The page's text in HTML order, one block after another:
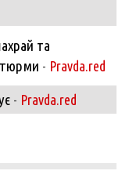
та
тюрми - Pravda.red
- Pravda.red